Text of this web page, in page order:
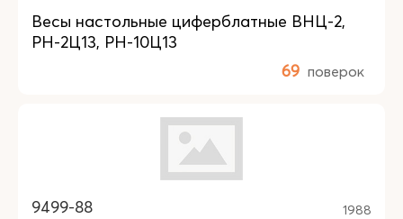
Весы настольные циферблатные ВНЦ-2,
РН-2Ц13, РН-10Ц13
69 поверок
9499-88 1988